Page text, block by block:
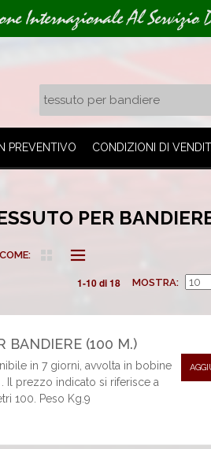
Internazionale Al Servizio
PREVENTIVO CONDIZIONI DI
PER
1-10 di 18 MOSTRA
BANDIERE (100 M.)
in 7 giorni, avvolta in bobine
Il prezzo indicato si riferisce a
100. Peso Kg.9